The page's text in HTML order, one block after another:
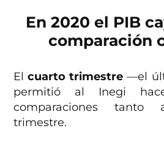
En 2020 el PIB
comparación
El cuarto trimestre —el
permitió al Inegi
comparaciones
trimestre.